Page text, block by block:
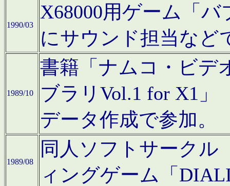
1990/03
X68000用ゲーム「
にサウンド担当など
1989/10
書籍「ナムコ・ビデ
ブラリVol.1 for X1」
データ作成で参加。
1989/08
同人ソフトサークル
ィングゲーム「